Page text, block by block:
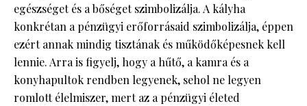
egészséget és a bőséget szimbolizálja. A kályha
konkrétan a pénzügyi erőforrásaid szimbolizálja, éppen
ezért annak mindig tisztának és működőképesnek kell
lennie. Arra is figyelj, hogy a hűtő, a kamra és a
konyhapultok rendben legyenek, sehol ne legyen
romlott élelmiszer, mert az a pénzügyi életed